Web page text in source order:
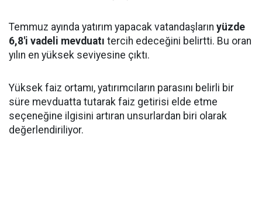
Temmuz ayında yatırım yapacak vatandaşların yüzde
6,8'i vadeli mevduatı tercih edeceğini belirtti. Bu oran
yılın en yüksek seviyesine çıktı.
Yüksek faiz ortamı, yatırımcıların parasını belirli bir
süre mevduatta tutarak faiz getirisi elde etme
seçeneğine ilgisini artıran unsurlardan biri olarak
değerlendiriliyor.